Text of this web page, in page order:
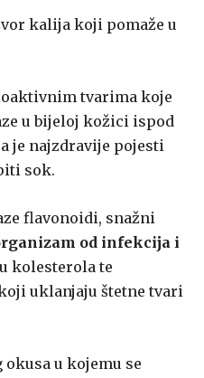
kalija koji pomaže u
tvarima koje
u bijeloj kožici ispod
je najzdravije pojesti
sok.
flavonoidi, snažni
od infekcija i
kolesterola te
uklanjaju štetne tvari
okusa u kojemu se